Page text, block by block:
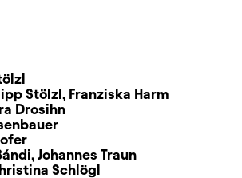
Stölzl, Franziska Harm
Drosihn
, Johannes Traun
Schlögl